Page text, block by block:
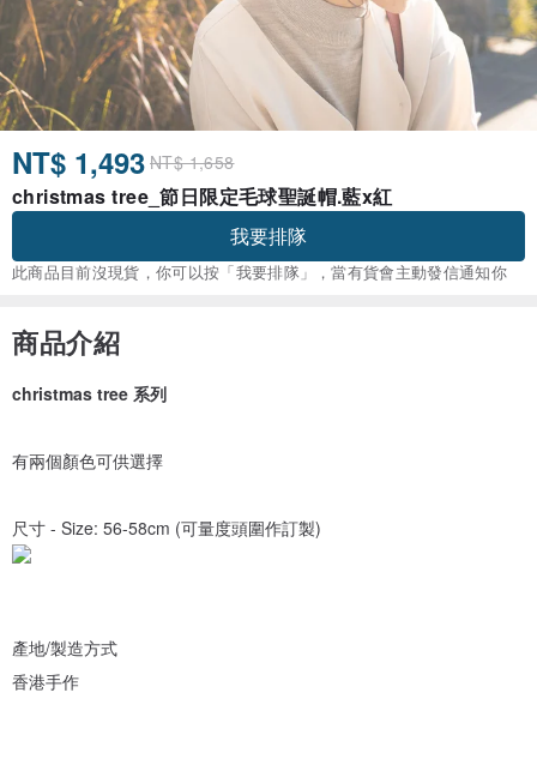
NT$ 1,493 NT$ 1,658
christmas tree_節日限定毛球聖誕帽.藍x紅
我要排隊
此商品目前沒現貨，你可以按「我要排隊」，當有貨會主動發信通知你
商品介紹
christmas tree 系列
有兩個顏色可供選擇
尺寸 - Size: 56-58cm (可量度頭圍作訂製)
產地/製造方式
香港手作